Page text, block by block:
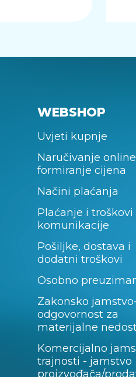
WEBSHOP
Uvjeti kupnje
Naručivanje
formiranje cijena
Načini plaćanja
Plaćanje i troškovi
komunikacije
Pošiljke, dostava i
dodatni troškovi
Osobno
Zakonsko
odgovornost za
materijalne
Komercijalno
trajnosti - jamstvo
proizvođača/